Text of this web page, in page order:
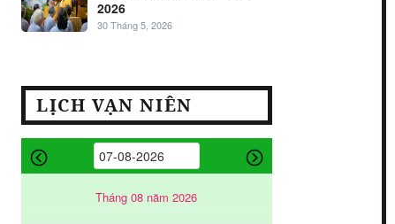
2026
30 Tháng 5, 2026
LỊCH VẠN NIÊN
Tháng 08 năm 2026